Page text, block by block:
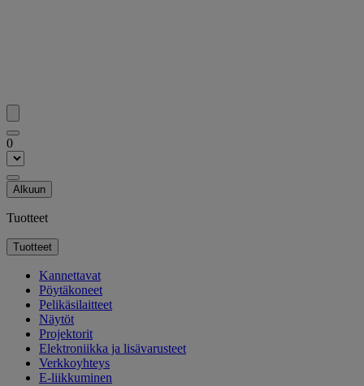
0
Alkuun
Tuotteet
Tuotteet
Kannettavat
Pöytäkoneet
Pelikäsilaitteet
Näytöt
Projektorit
Elektroniikka ja lisävarusteet
Verkkoyhteys
E-liikkuminen